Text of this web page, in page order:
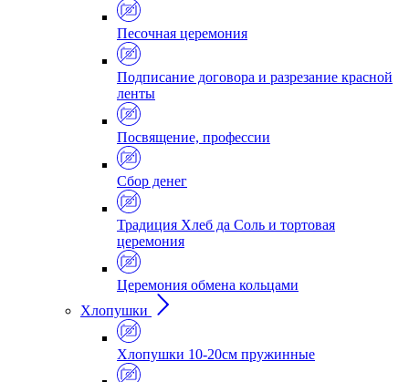
Песочная церемония
Подписание договора и разрезание красной
ленты
Посвящение, профессии
Сбор денег
Традиция Хлеб да Соль и тортовая
церемония
Церемония обмена кольцами
Хлопушки
Хлопушки 10-20см пружинные